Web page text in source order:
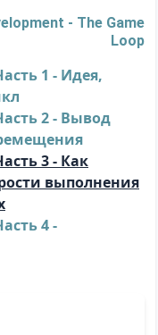
- The Game
Loop
1 - Идея,
2 - Вывод
3 - Как
выполнения
4 -